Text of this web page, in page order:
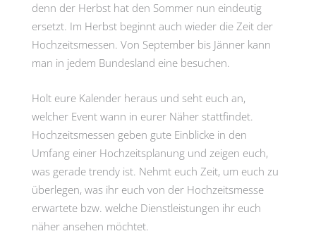
denn der Herbst hat den Sommer nun eindeutig
ersetzt. Im Herbst beginnt auch wieder die Zeit der
Hochzeitsmessen. Von September bis Jänner kann
man in jedem Bundesland eine besuchen.
Holt eure Kalender heraus und seht euch an,
welcher Event wann in eurer Näher stattfindet.
Hochzeitsmessen geben gute Einblicke in den
Umfang einer Hochzeitsplanung und zeigen euch,
was gerade trendy ist. Nehmt euch Zeit, um euch zu
überlegen, was ihr euch von der Hochzeitsmesse
erwartete bzw. welche Dienstleistungen ihr euch
näher ansehen möchtet.